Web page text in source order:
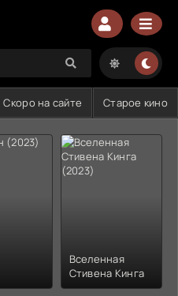
Скоро на сайте Старое кино
Вселенная
Стивена Кинга